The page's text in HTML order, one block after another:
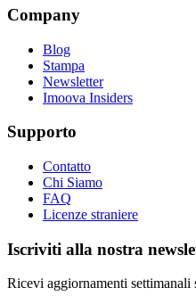
Company
Blog
Stampa
Newsletter
Imoova Insiders
Supporto
Contatto
Chi Siamo
FAQ
Licenze straniere
Iscriviti alla nostra
Ricevi aggiornamenti settimanali